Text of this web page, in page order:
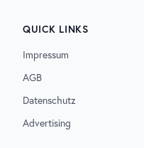
QUICK LINKS
Impressum
AGB
Datenschutz
Advertising